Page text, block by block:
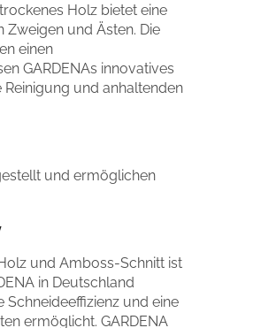
Holz bietet eine
und Ästen. Die
einen
GARDENAs innovatives
und anhaltenden
und ermöglichen
und Amboss-Schnitt ist
in Deutschland
Schneideeffizienz und eine
ermöglicht. GARDENA